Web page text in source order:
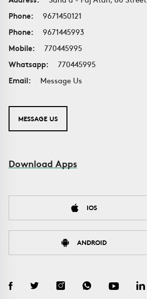
Phone:
9671450121
Phone:
9671445993
Mobile:
770445995
Whatsapp:
770445995
Email:
Message Us
MESSAGE US
Download Apps
IOS
ANDROID